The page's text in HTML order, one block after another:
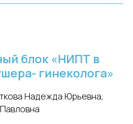
блок «НИПТ в
гинеколога»
Надежда Юрьевна,